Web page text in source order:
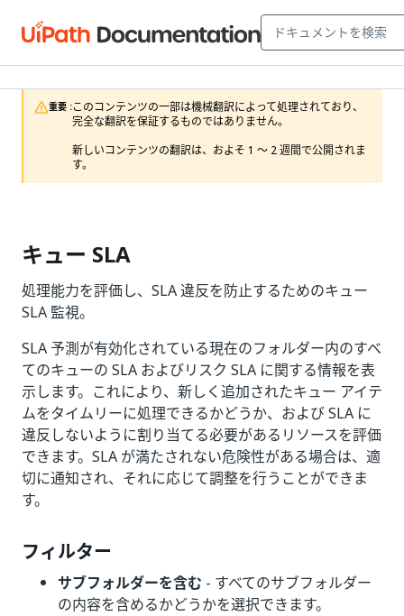
重要 :このコンテンツの一部は機械翻訳によって処理されており、
完全な翻訳を保証するものではありません。
新しいコンテンツの翻訳は、およそ 1 ～ 2 週間で公開されま
す。
キュー SLA
処理能力を評価し、SLA 違反を防止するためのキュー
SLA 監視。
SLA 予測が有効化されている現在のフォルダー内のすべ
てのキューの SLA およびリスク SLA に関する情報を表
示します。これにより、新しく追加されたキュー アイテ
ムをタイムリーに処理できるかどうか、および SLA に
違反しないように割り当てる必要があるリソースを評価
できます。SLA が満たされない危険性がある場合は、適
切に通知され、それに応じて調整を行うことができま
す。
フィルター
サブフォルダーを含む - すべてのサブフォルダー
の内容を含めるかどうかを選択できます。